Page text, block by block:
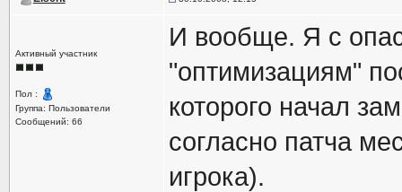
Активный участник
Пол :
Группа: Пользователи
Сообщений: 66
И вообще. Я с
"оптимизациям"
которого начал
согласно патча
игрока).